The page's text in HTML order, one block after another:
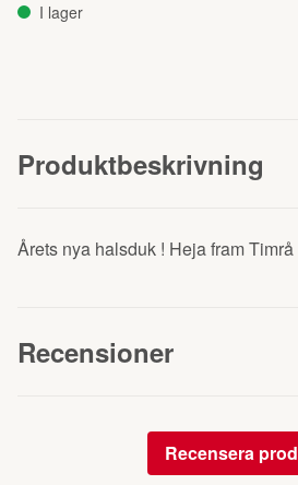
I lager
Produktbeskrivning
Årets nya halsduk ! Heja fram
Recensioner
Recensera